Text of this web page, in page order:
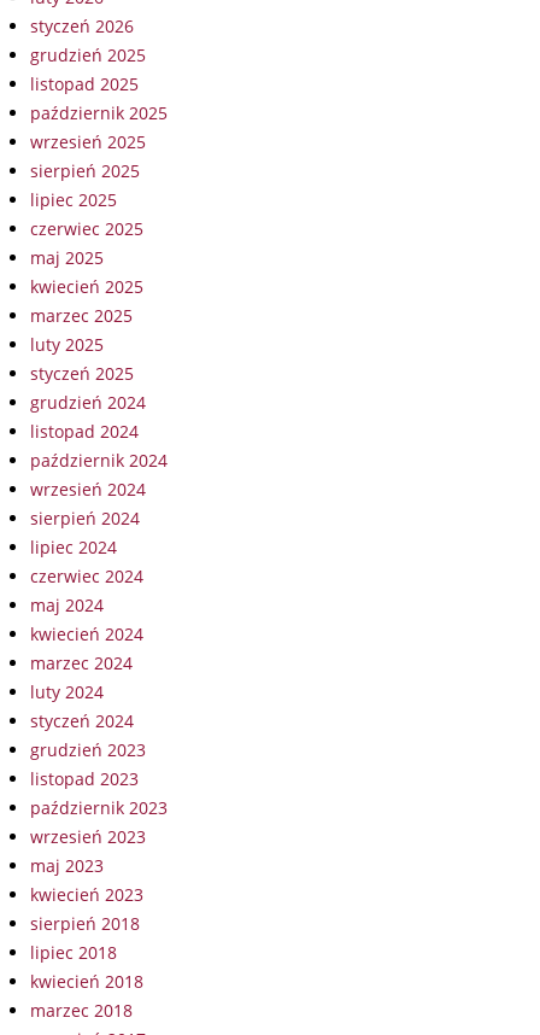
styczeń 2026
grudzień 2025
listopad 2025
październik 2025
wrzesień 2025
sierpień 2025
lipiec 2025
czerwiec 2025
maj 2025
kwiecień 2025
marzec 2025
luty 2025
styczeń 2025
grudzień 2024
listopad 2024
październik 2024
wrzesień 2024
sierpień 2024
lipiec 2024
czerwiec 2024
maj 2024
kwiecień 2024
marzec 2024
luty 2024
styczeń 2024
grudzień 2023
listopad 2023
październik 2023
wrzesień 2023
maj 2023
kwiecień 2023
sierpień 2018
lipiec 2018
kwiecień 2018
marzec 2018